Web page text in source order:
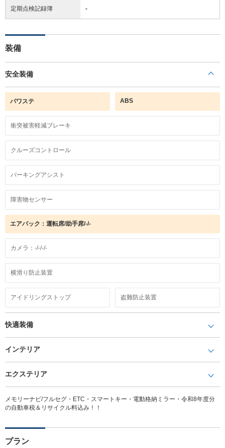
定期点検記録簿 -
装備
安全装備
パワステ ABS
衝突被害軽減ブレーキ
クルーズコントロール
パーキングアシスト
障害物センサー
エアバック：運転席/助手席/-/-
カメラ：-/-/-/-
横滑り防止装置
アイドリングストップ 盗難防止装置
快適装備
インテリア
エクステリア
メモリーナビ/フルセグ・ETC・スマートキー・電動格納ミラー・令和8年度分
の自動車税＆リサイクル料込み！！
プラン